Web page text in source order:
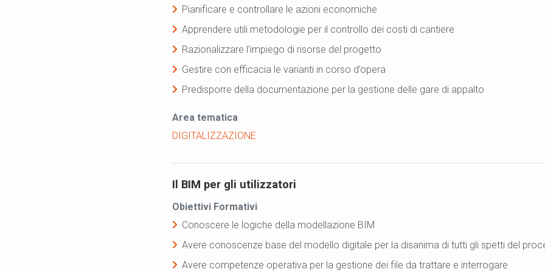
Pianificare e controllare le azioni economiche
Apprendere utili metodologie per il controllo dei costi di cantiere
Razionalizzare l’impiego di risorse del progetto
Gestire con efficacia le varianti in corso d’opera
Predisporre della documentazione per la gestione delle gare di appalto
Area tematica
DIGITALIZZAZIONE
Il BIM per gli utilizzatori
Obiettivi Formativi
Conoscere le logiche della modellazione BIM
Avere conoscenze base del modello digitale per la disanima di tutti gli spetti del
Avere competenze operativa per la gestione dei file da trattare e interrogare